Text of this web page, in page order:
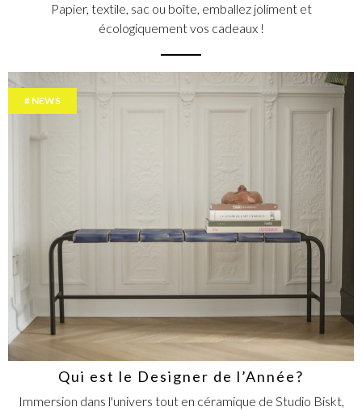
Papier, textile, sac ou boîte, emballez joliment et
écologiquement vos cadeaux !
NEWS
Qui est le Designer de l’Année?
Immersion dans l'univers tout en céramique de Studio Biskt,